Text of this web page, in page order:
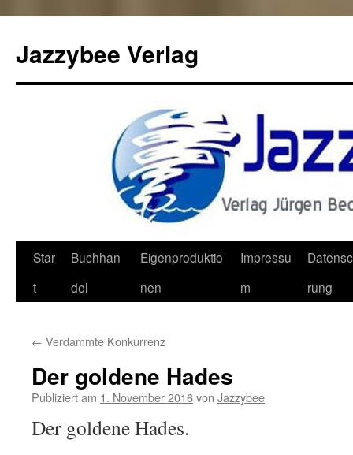
Jazzybee Verlag
Zum
Inhalt
Star
t
Buchhan
del
Eigenproduktio
nen
Impressu
m
rung
← Verdammte Konkurrenz
Der goldene Hades
Publiziert am 1. November 2016von Jazzybee
Der goldene Hades.